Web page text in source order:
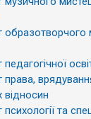
образотворчого
права,
відносин
та